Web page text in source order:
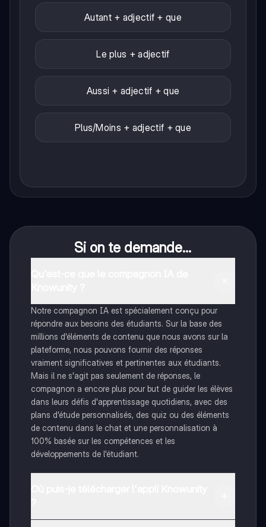
Autant + adjectif + que
Le plus + adjectif
Aussi + adjectif + que
Plus/Moins + adjectif + que
Si on te demande...
Notre compagnon IA est spécialement conçu pour
répondre aux besoins des étudiants. Sur la base des
millions d'éléments de contenu que nous avons sur la
plateforme, nous pouvons fournir des réponses
vraiment significatives et pertinentes aux étudiants.
Mais il ne s'agit pas seulement de réponses, le
compagnon a encore plus pour but de guider les élèves
dans leurs défis d'apprentissage quotidiens, avec des
plans d'étude personnalisés, des quiz ou des éléments
de contenu dans le chat et une personnalisation à
100% basée sur les compétences et les
développements de l'étudiant.